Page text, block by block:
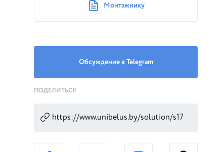
Монтажнику
Обсуждение в Telegram
ПОДЕЛИТЬСЯ